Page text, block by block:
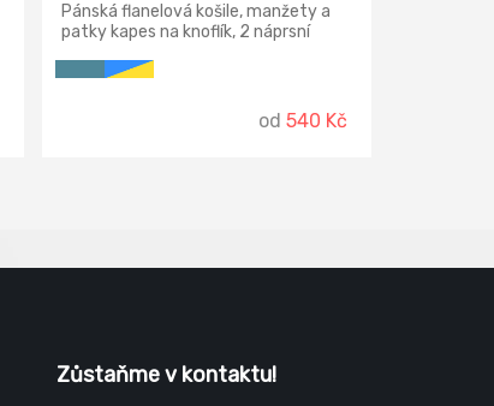
Pánská flanelová košile, manžety a
patky kapes na knoflík, 2 náprsní
od 540 Kč
Zůstaňme v kontaktu!